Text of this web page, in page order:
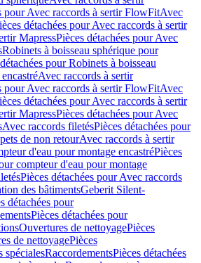
pour Avec raccords à sertir FlowFitAvec
détachées pour Avec raccords à sertir
MapressPièces détachées pour Avec
Robinets à boisseau sphérique pour
pour Robinets à boisseau
Avec raccords à sertir
pour Avec raccords à sertir FlowFitAvec
détachées pour Avec raccords à sertir
MapressPièces détachées pour Avec
Avec raccords filetésPièces détachées pour
de non retourAvec raccords à sertir
d'eau pour montage encastréPièces
compteur d'eau pour montage
Pièces détachées pour Avec raccords
des bâtimentsGeberit Silent-
détachées pour
Pièces détachées pour
Ouvertures de nettoyagePièces
de nettoyagePièces
spécialesRaccordementsPièces détachées